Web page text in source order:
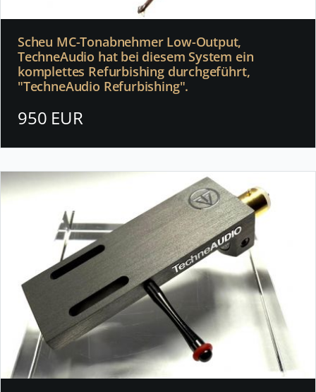
Scheu MC-Tonabnehmer Low-Output,
TechneAudio hat bei diesem System ein
komplettes Refurbishing durchgeführt,
"TechneAudio Refurbishing".
950 EUR